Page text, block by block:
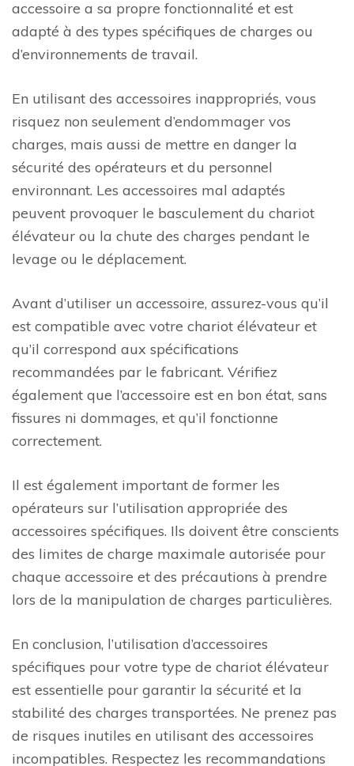
accessoire a sa propre fonctionnalité et est
adapté à des types spécifiques de charges ou
d’environnements de travail.
En utilisant des accessoires inappropriés, vous
risquez non seulement d’endommager vos
charges, mais aussi de mettre en danger la
sécurité des opérateurs et du personnel
environnant. Les accessoires mal adaptés
peuvent provoquer le basculement du chariot
élévateur ou la chute des charges pendant le
levage ou le déplacement.
Avant d’utiliser un accessoire, assurez-vous qu’il
est compatible avec votre chariot élévateur et
qu’il correspond aux spécifications
recommandées par le fabricant. Vérifiez
également que l’accessoire est en bon état, sans
fissures ni dommages, et qu’il fonctionne
correctement.
Il est également important de former les
opérateurs sur l’utilisation appropriée des
accessoires spécifiques. Ils doivent être conscients
des limites de charge maximale autorisée pour
chaque accessoire et des précautions à prendre
lors de la manipulation de charges particulières.
En conclusion, l’utilisation d’accessoires
spécifiques pour votre type de chariot élévateur
est essentielle pour garantir la sécurité et la
stabilité des charges transportées. Ne prenez pas
de risques inutiles en utilisant des accessoires
incompatibles. Respectez les recommandations